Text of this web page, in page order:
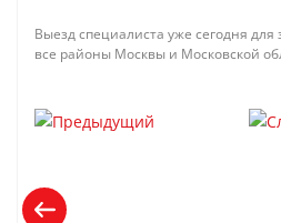
Выезд специалиста уже сегодня
все районы Москвы и Московской